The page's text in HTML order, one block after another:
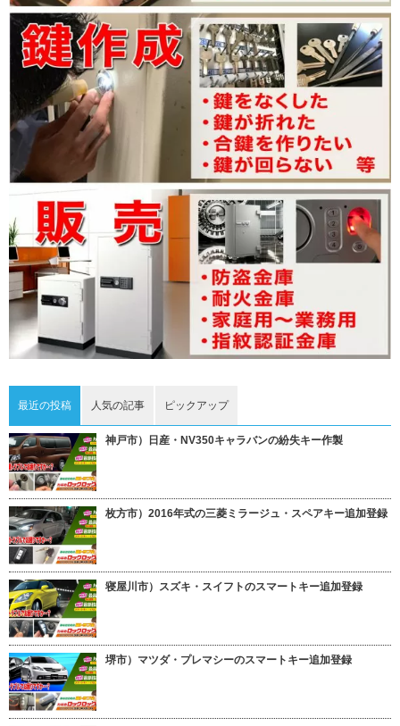
最近の投稿 人気の記事 ピックアップ
神戸市）日産・NV350キャラバンの紛失キー作製
枚方市）2016年式の三菱ミラージュ・スペアキー追加登録
寝屋川市）スズキ・スイフトのスマートキー追加登録
堺市）マツダ・プレマシーのスマートキー追加登録